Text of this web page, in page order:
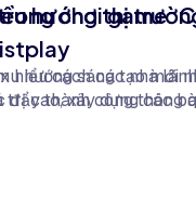
chơi game:
hướng sáng tạo mới
thành công thông
hướng thị
hiểu cách các nhà
trị cao, xây dựng các